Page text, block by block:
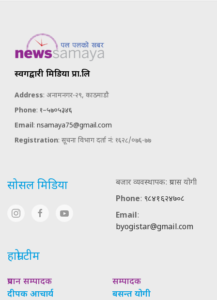
स्वर्गद्वारी मिडिया प्रा.लि
Address: अनामनगर-२९, काठमाडौ
Phone: १–५७०५३४६
Email: nsamaya75@gmail.com
Registration: सूचना विभाग दर्ता नं: १६२८/०७६-७७
सोसल मिडिया
बजार व्यवस्थापक: प्रयास योगी
Phone: ९८४१६२४७०८
Email:
byogistar@gmail.com
हाम्रो टीम
प्रधान सम्पादक
दीपक आचार्य
सम्पादक
बसन्त योगी